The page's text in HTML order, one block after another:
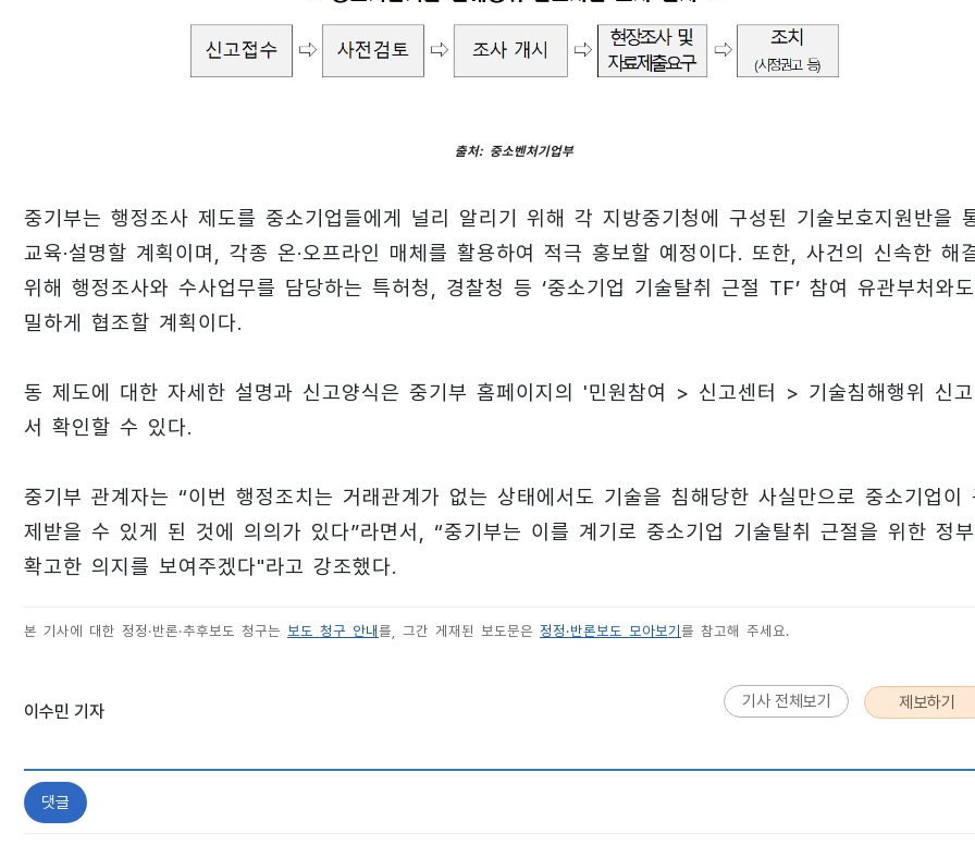
출처: 중소벤처기업부
중기부는 행정조사 제도를 중소기업들에게 널리 알리기 위해 각 지방중기청에 구성된 기술보호지원반을
교육·설명할 계획이며, 각종 온·오프라인 매체를 활용하여 적극 홍보할 예정이다. 또한, 사건의 신속한 해
위해 행정조사와 수사업무를 담당하는 특허청, 경찰청 등 ‘중소기업 기술탈취 근절 TF’ 참여 유관부처와
밀하게 협조할 계획이다.
동 제도에 대한 자세한 설명과 신고양식은 중기부 홈페이지의 '민원참여 > 신고센터 > 기술침해행위 신고
서 확인할 수 있다.
중기부 관계자는 “이번 행정조치는 거래관계가 없는 상태에서도 기술을 침해당한 사실만으로 중소기업이
제받을 수 있게 된 것에 의의가 있다”라면서, “중기부는 이를 계기로 중소기업 기술탈취 근절을 위한 정부
확고한 의지를 보여주겠다"라고 강조했다.
본 기사에 대한 정정·반론·추후보도 청구는 보도 청구 안내를, 그간 게재된 보도문은 정정·반론보도 모아보기를 참고해 주세요.
이수민 기자 기사 전체보기 제보하기
댓글